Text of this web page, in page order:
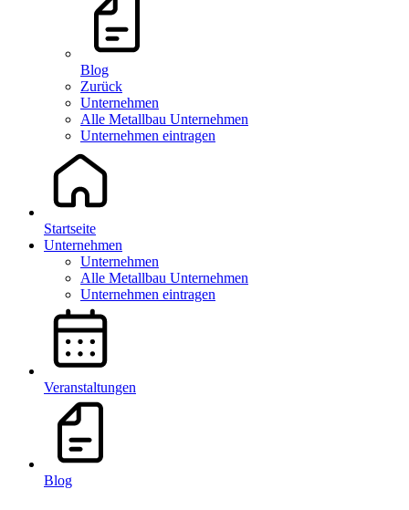
Blog
Zurück
Unternehmen
Alle Metallbau Unternehmen
Unternehmen eintragen
Startseite
Unternehmen
Unternehmen
Alle Metallbau Unternehmen
Unternehmen eintragen
Veranstaltungen
Blog